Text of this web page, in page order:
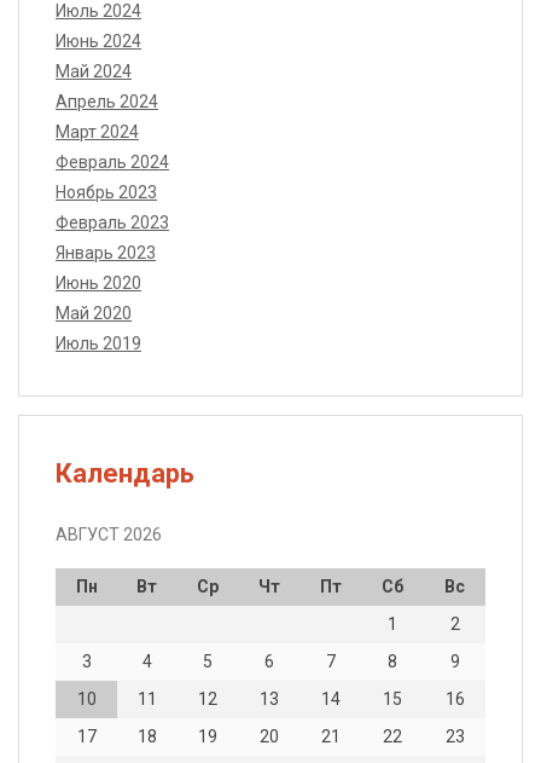
Июль 2024
Июнь 2024
Май 2024
Апрель 2024
Март 2024
Февраль 2024
Ноябрь 2023
Февраль 2023
Январь 2023
Июнь 2020
Май 2020
Июль 2019
Календарь
АВГУСТ 2026
Пн Вт Ср Чт Пт Сб
Вс
1
2
3
4 5 6 7 8
9
10
11 12 13 14 15
16
17
18 19 20 21 22
23